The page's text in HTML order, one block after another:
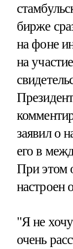
бирже
на фоне
на
заявил о
его в
При этом
настроен
"Я не
очень